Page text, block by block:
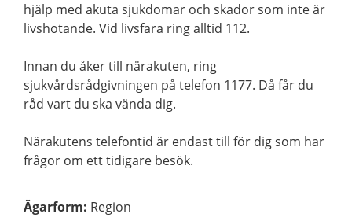
hjälp med akuta sjukdomar och skador som inte är
livshotande. Vid livsfara ring alltid 112.
Innan du åker till närakuten, ring
sjukvårdsrådgivningen på telefon 1177. Då får du
råd vart du ska vända dig.
Närakutens telefontid är endast till för dig som har
frågor om ett tidigare besök.
Ägarform: Region